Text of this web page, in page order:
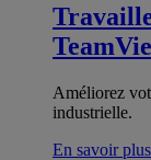
Améliorez
industrielle.
En savoir plus